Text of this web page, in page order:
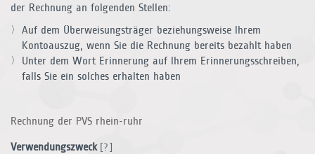
der Rechnung an folgenden Stellen:
Auf dem Überweisungsträger beziehungsweise Ihrem
Kontoauszug, wenn Sie die Rechnung bereits bezahlt haben
Unter dem Wort Erinnerung auf Ihrem Erinnerungsschreiben,
falls Sie ein solches erhalten haben
Rechnung der PVS rhein-ruhr
Verwendungszweck [?]